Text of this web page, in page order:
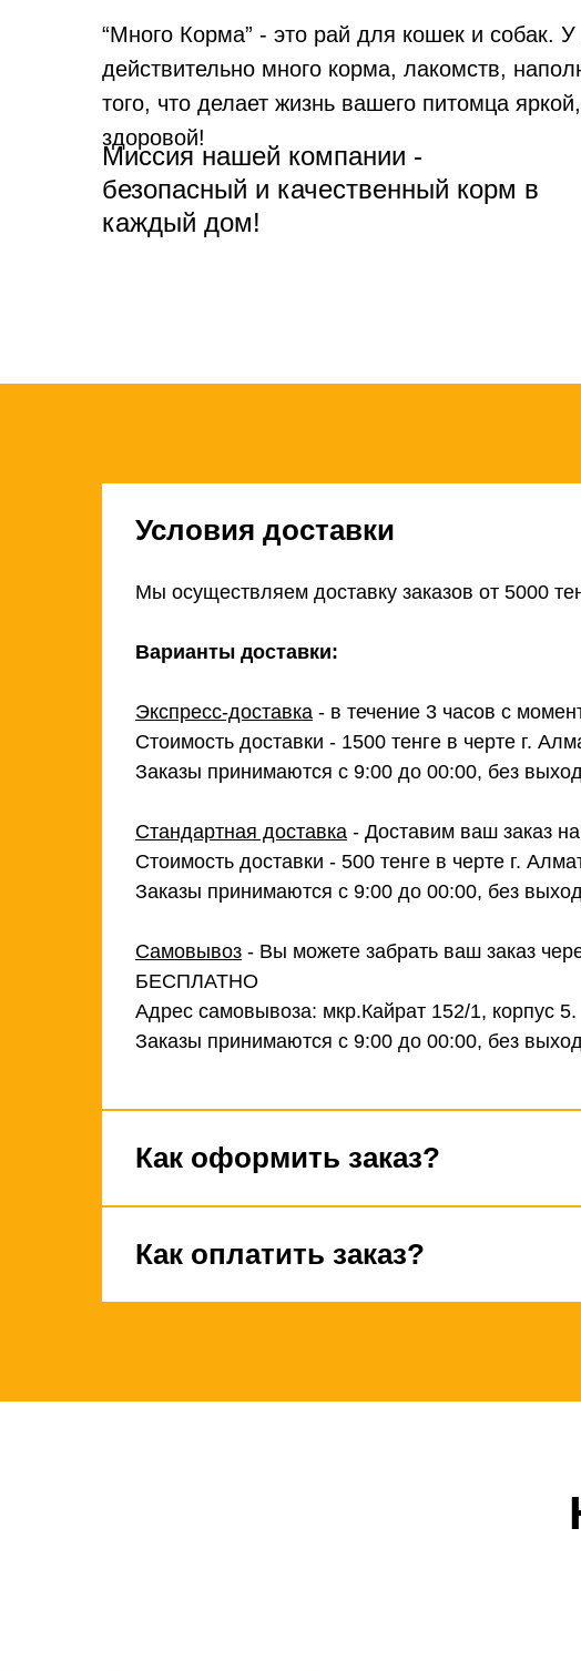
“Много Корма” - это рай для кошек и собак. У
действительно много корма, лакомств,
того, что делает жизнь вашего питомца
здоровой!
Миссия нашей компании -
безопасный и качественный корм в
каждый дом!
Условия доставки
Мы осуществляем доставку заказов от 5000
Варианты доставки:
Экспресс-доставка - в течение 3 часов с
Стоимость доставки - 1500 тенге в черте г.
Заказы принимаются с 9:00 до 00:00, без
Стандартная доставка - Доставим ваш заказ
Стоимость доставки - 500 тенге в черте г.
Заказы принимаются с 9:00 до 00:00, без
Самовывоз - Вы можете забрать ваш заказ
БЕСПЛАТНО
Адрес самовывоза: мкр.Кайрат 152/1, корпус 5.
Заказы принимаются с 9:00 до 00:00, без
Как оформить заказ?
Как оплатить заказ?